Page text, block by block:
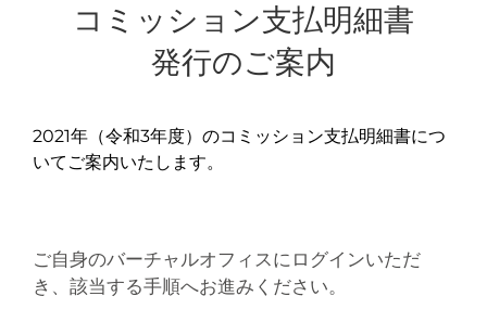
コミッション支払明細書
発行のご案内
2021年（令和3年度）のコミッション支払明細書につ
いてご案内いたします。
ご自身のバーチャルオフィスにログインいただ
き、該当する手順へお進みください。